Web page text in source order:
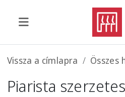
Morzsa
Vissza a címlapra Összes
Piarista